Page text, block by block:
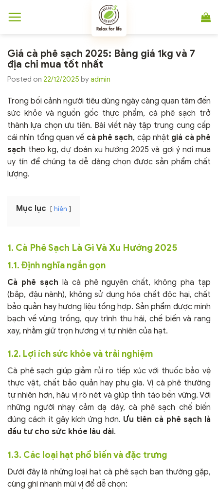
đến
Giá cà phê sạch 2025: Bảng giá 1kg và 7
địa chỉ mua tốt nhất
Posted on 22/12/2025 byadmin
Trong bối cảnh người tiêu dùng ngày càng quan tâm đến
sức khỏe và nguồn gốc thực phẩm, cà phê sạch trở
thành lựa chọn ưu tiên. Bài viết này tập trung cung cấp
cái nhìn tổng quan về cà phê sạch, cập nhật giá cà phê
sạch theo kg, dự đoán xu hướng 2025 và gợi ý nơi mua
uy tín để chúng ta dễ dàng chọn được sản phẩm chất
lượng.
Mục lục hiện
1. Cà Phê Sạch Là Gì Và Xu Hướng 2025
1.1. Định nghĩa ngắn gọn
Cà phê sạch là cà phê nguyên chất, không pha tạp
(bắp, đậu nành), không sử dụng hóa chất độc hại, chất
bảo quản hay hương liệu tổng hợp. Sản phẩm được minh
bạch về vùng trồng, quy trình thu hái, chế biến và rang
xay, nhằm giữ trọn hương vị tự nhiên của hạt.
1.2. Lợi ích sức khỏe và trải nghiệm
Cà phê sạch giúp giảm rủi ro tiếp xúc với thuốc bảo vệ
thực vật, chất bảo quản hay phụ gia. Vị cà phê thường
tự nhiên hơn, hậu vị rõ nét và giúp tỉnh táo bền vững. Với
những người nhạy cảm dạ dày, cà phê sạch chế biến
đúng cách ít gây kích ứng hơn. Ưu tiên cà phê sạch là
đầu tư cho sức khỏe lâu dài.
1.3. Các loại hạt phổ biến và đặc trưng
Dưới đây là những loại hạt cà phê sạch bạn thường gặp,
cùng ghi nhanh mùi vị để dễ chọn: